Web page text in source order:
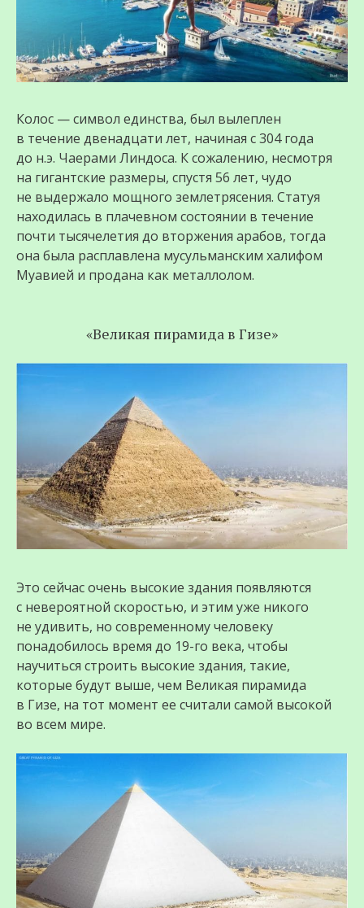
Колос — символ единства, был вылеплен
в течение двенадцати лет, начиная с 304 года
до н.э. Чаерами Линдоса. К сожалению, несмотря
на гигантские размеры, спустя 56 лет, чудо
не выдержало мощного землетрясения. Статуя
находилась в плачевном состоянии в течение
почти тысячелетия до вторжения арабов, тогда
она была расплавлена мусульманским халифом
Муавией и продана как металлолом.
«Великая пирамида в Гизе»
Это сейчас очень высокие здания появляются
с невероятной скоростью, и этим уже никого
не удивить, но современному человеку
понадобилось время до 19-го века, чтобы
научиться строить высокие здания, такие,
которые будут выше, чем Великая пирамида
в Гизе, на тот момент ее считали самой высокой
во всем мире.